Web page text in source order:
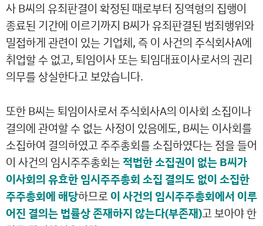
사 B씨의 유죄판결이 확정된 때로부터 징역형의 집행이
종료된 기간에 이르기까지 B씨가 유죄판결된 범죄행위와
밀접하게 관련이 있는 기업체, 즉 이 사건의 주식회사A에
취업할 수 없고, 퇴임이사 또는 퇴임대표이사로서의 권리
의무를 상실한다고 보았습니다.
또한 B씨는 퇴임이사로서 주식회사A의 이사회 소집이나
결의에 관여할 수 없는 사정이 있음에도, B씨는 이사회를
소집하여 결의하였고 주주총회를 소집하였다는 점을 들어
이 사건의 임시주주총회는적법한 소집권이 없는 B씨가
이사회의 유효한 임시주주총회 소집 결의도 없이 소집한
주주총회에 해당하므로이 사건의 임시주주총회에서 이루
어진 결의는 법률상 존재하지 않는다(부존재)고 보아야 한